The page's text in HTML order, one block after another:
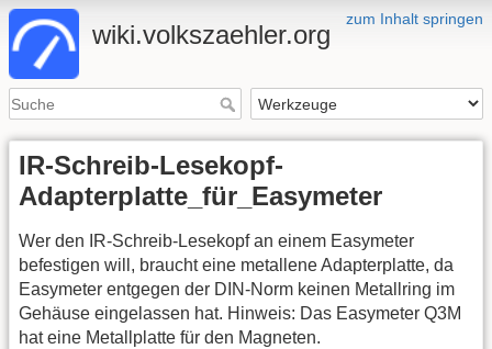
zum Inhalt springen
wiki.volkszaehler.org
IR-Schreib-Lesekopf-
Adapterplatte_für_Easymeter
Wer den IR-Schreib-Lesekopf an einem Easymeter
befestigen will, braucht eine metallene Adapterplatte, da
Easymeter entgegen der DIN-Norm keinen Metallring im
Gehäuse eingelassen hat. Hinweis: Das Easymeter Q3M
hat eine Metallplatte für den Magneten.